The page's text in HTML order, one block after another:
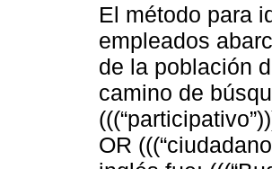
El método para
empleados
de la población
camino de
OR